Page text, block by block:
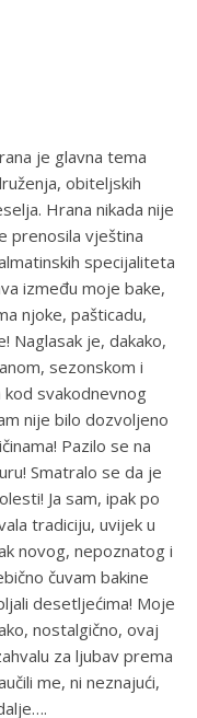
je glavna tema
obiteljskih
Hrana nikada nije
prenosila vještina
specijaliteta
između moje bake,
njoke, pašticadu,
Naglasak je, dakako,
sezonskom i
svakodnevnog
nije bilo dozvoljeno
Pazilo se na
Smatralo se da je
Ja sam, ipak po
tradiciju, uvijek u
novog, nepoznatog i
čuvam bakine
desetljećima! Moje
nostalgično, ovaj
za ljubav prema
me, ni neznajući,